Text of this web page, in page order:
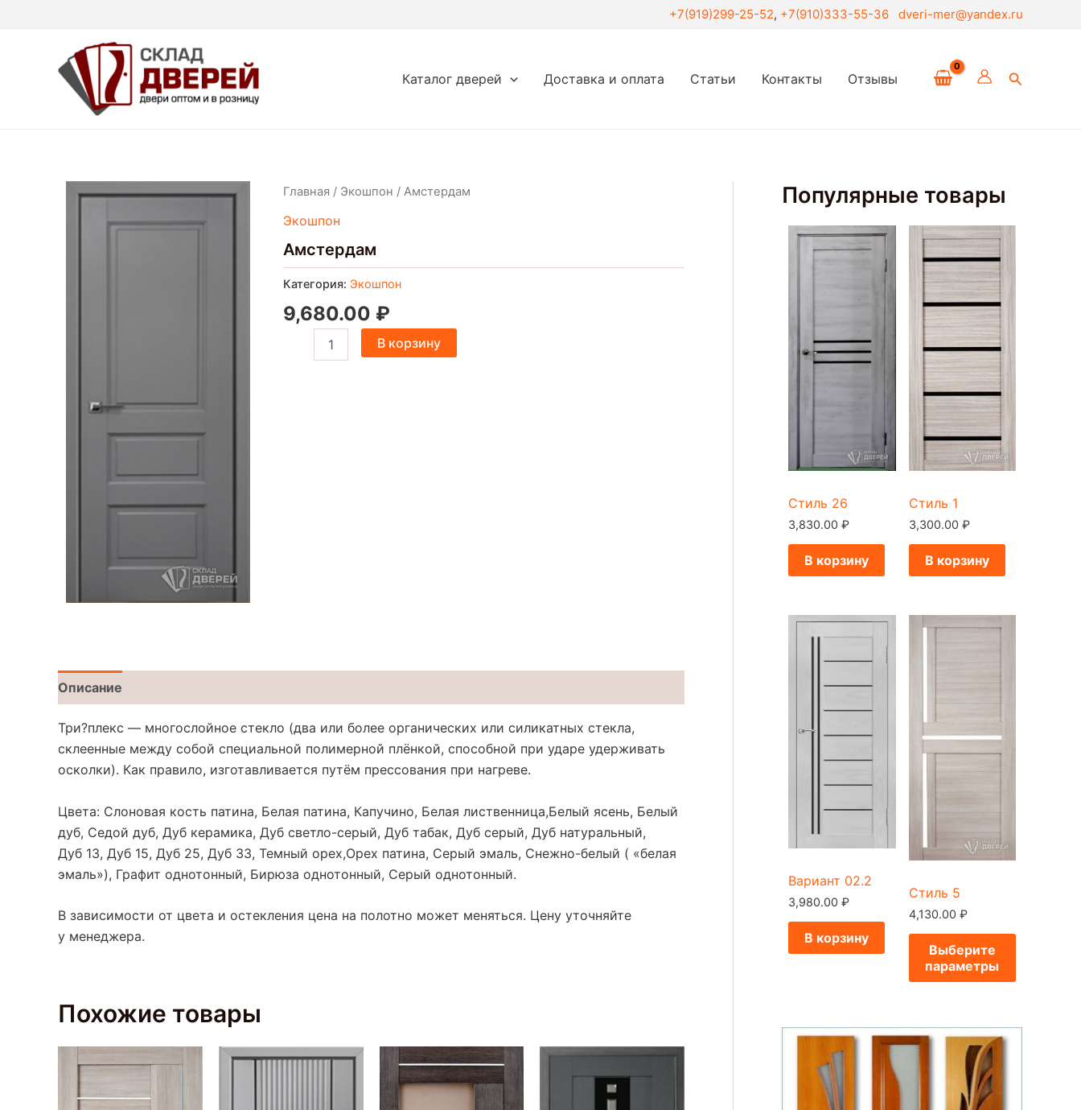
содержимому
+7(919)299-25-52, +7(910)333-55-36 dveri-mer@yandex.ru
Каталог дверей Доставка и оплата Статьи Контакты Отзывы Поиск
Главная / Экошпон / Амстердам
Экошпон
Амстердам
Категория: Экошпон
9,680.00 ₽
Количество
Амстердам
В корзину
Описание
Три?плекс — многослойное стекло (два или более органических или силикатных стекла,
склеенные между собой специальной полимерной плёнкой, способной при ударе удерживать
осколки). Как правило, изготавливается путём прессования при нагреве.
Цвета: Слоновая кость патина, Белая патина, Капучино, Белая лиственница,Белый ясень, Белый
дуб, Седой дуб, Дуб керамика, Дуб светло-серый, Дуб табак, Дуб серый, Дуб натуральный,
Дуб 13, Дуб 15, Дуб 25, Дуб 33, Темный орех,Орех патина, Серый эмаль, Снежно-белый ( «белая
эмаль»), Графит однотонный, Бирюза однотонный, Серый однотонный.
В зависимости от цвета и остекления цена на полотно может меняться. Цену уточняйте
у менеджера.
Похожие товары
Этот
Популярные товары
Стиль 26
3,830.00 ₽
В корзину
Стиль 1
3,300.00 ₽
В корзину
Вариант 02.2
3,980.00 ₽
В корзину
Стиль 5
4,130.00 ₽
Выберите
параметры